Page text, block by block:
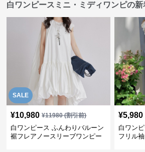
白ワンピースミニ・ミディワンピの新
SALE
¥10,980 ¥11980(割引前)
白ワンピース ふんわりバルーン
裾フレアノースリーブワンピー
¥5,980
白ワン
フリル